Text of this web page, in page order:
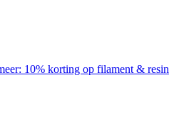
​​10% korting op filament & resin